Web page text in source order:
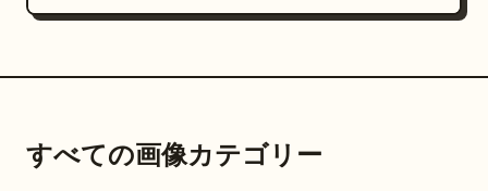
すべての画像カテゴリー